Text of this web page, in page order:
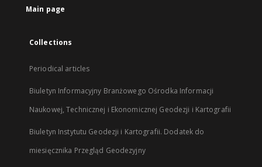
Main page
Collections
Periodical articles
Biuletyn Informacyjny Branżowego Ośrodka Informacji
Naukowej, Technicznej i Ekonomicznej Geodezji i Kartografii
Biuletyn Instytutu Geodezji i Kartografii. Dodatek do
miesięcznika Przegląd Geodezyjny